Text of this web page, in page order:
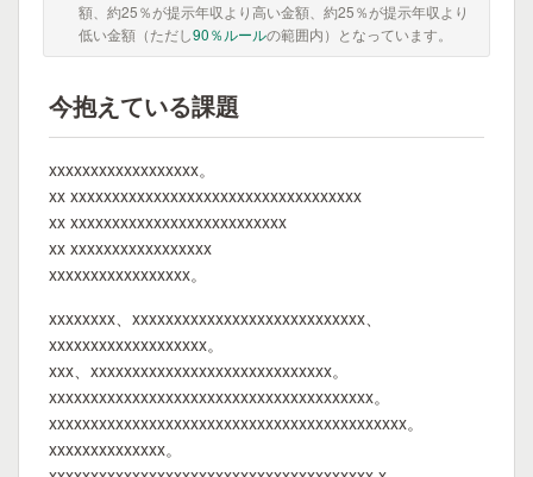
額、約25％が提示年収より高い金額、約25％が提示年収より
低い金額（ただし90％ルールの範囲内）となっています。
今抱えている課題
xxxxxxxxxxxxxxxxxx。
xx xxxxxxxxxxxxxxxxxxxxxxxxxxxxxxxxxxx
xx xxxxxxxxxxxxxxxxxxxxxxxxxx
xx xxxxxxxxxxxxxxxxx
xxxxxxxxxxxxxxxxx。
xxxxxxxx、xxxxxxxxxxxxxxxxxxxxxxxxxxxx、
xxxxxxxxxxxxxxxxxxx。
xxx、xxxxxxxxxxxxxxxxxxxxxxxxxxxxx。
xxxxxxxxxxxxxxxxxxxxxxxxxxxxxxxxxxxxxxx。
xxxxxxxxxxxxxxxxxxxxxxxxxxxxxxxxxxxxxxxxxxx。
xxxxxxxxxxxxxx。